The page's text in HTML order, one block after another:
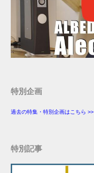
特別企画
過去の特集・特別企画はこちら >>
特別記事